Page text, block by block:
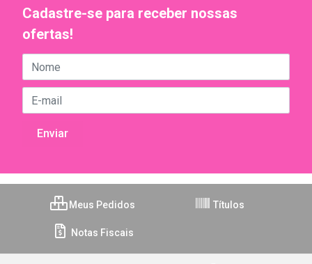
Cadastre-se para receber nossas
ofertas!
Meus Pedidos Títulos
Notas Fiscais